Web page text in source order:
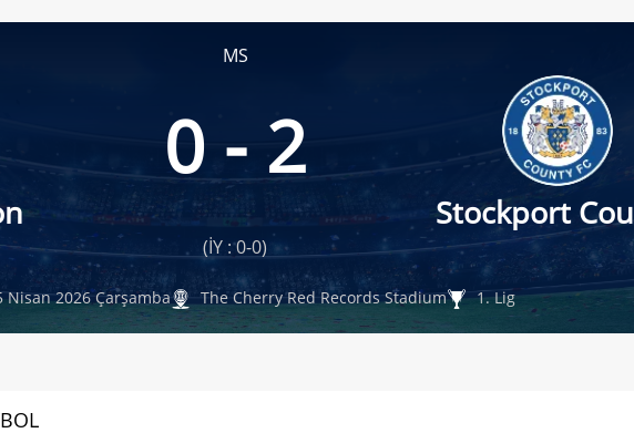
MS
0 - 2
Stockport
(İY : 0-0)
Nisan 2026 Çarşamba The Cherry Red Records Stadium 1. Lig